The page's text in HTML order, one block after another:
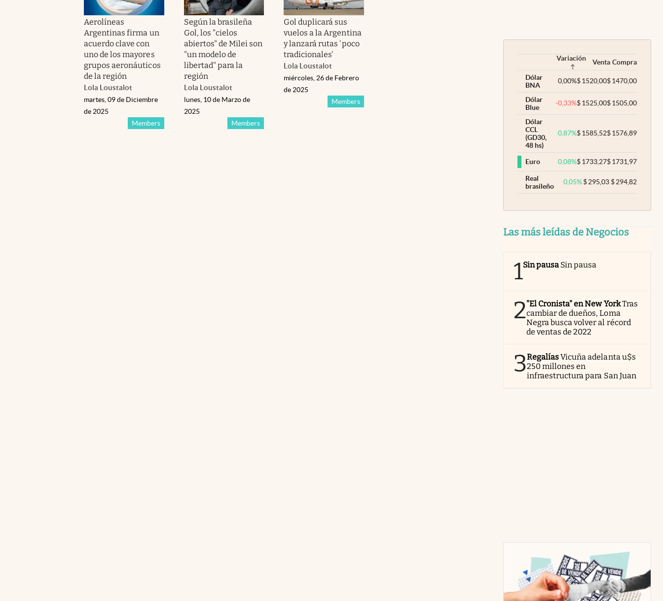
Aerolíneas
Argentinas firma un
acuerdo clave con
uno de los mayores
grupos aeronáuticos
de la región
Lola Loustalot
Members
martes, 09 de Diciembre
de 2025
Según la brasileña
Gol, los "cielos
abiertos" de Milei son
"un modelo de
libertad" para la
región
Lola Loustalot
Members
lunes, 10 de Marzo de
2025
Gol duplicará sus
vuelos a la Argentina
y lanzará rutas 'poco
tradicionales'
Lola Loustalot
Members
miércoles, 26 de Febrero
de 2025
Variación Venta Compra
Dólar
BNA
0,00%$1520,00$1470,00
Dólar
Blue
-0,33%$1525,00$1505,00
Dólar
CCL
(GD30,
48 hs)
0,87%$1585,52$1576,89
Euro 0,08%$1733,27$1731,97
Real
brasileño
0,05% $295,03 $294,82
Las más leídas de Negocios
1Sin pausa Sin pausa
2"El Cronista" en New YorkTras
cambiar de dueños, Loma
Negra busca volver al récord
de ventas de 2022
3RegalíasVicuña adelanta u$s
250 millones en
infraestructura para San Juan